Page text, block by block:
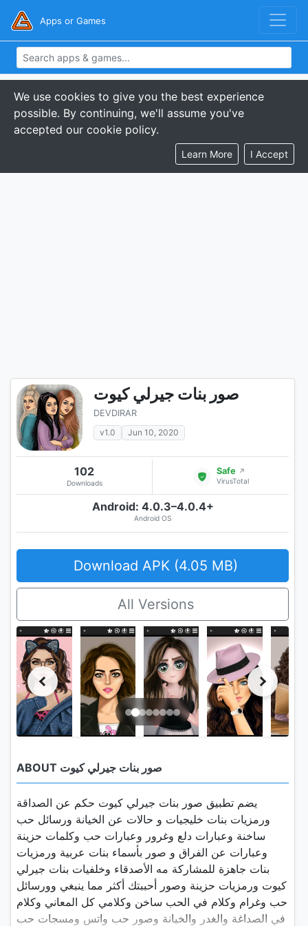
Apps or Games
We use cookies to give you the best experience
possible. By continuing, we'll assume you've
accepted our cookie policy.
Learn More I Accept
صور بنات جيرلي كيوت
DEVDIRAR
v1.0
Jun 10, 2020
102
Downloads
Safe ↗
VirusTotal
Android: 4.0.3–4.0.4+
Android OS
Download APK (4.05 MB)
All Versions
ABOUT صور بنات جيرلي كيوت
يضم تطبيق صور بنات جيرلي كيوت حكم عن الصداقة
ورمزيات بنات خليجيات و حالات عن الخيانة ورسائل حب
ساخنة وعبارات دلع وغرور وعبارات حب وكلمات حزينة
وعبارات عن الفراق و صور بأسماء بنات عربية ورمزيات
بنات جاهزة للمشاركة مه الأصدقاء وخلفيات بنات جيرلي
كيوت ورمزيات حزينة وصور أحببتك أكثر مما ينبغي وورسائل
حب وغرام وكلام في الحب ساخن وكلامي كل المعاني وكلام
في الصداغة والغدر والخيانة وصور حب واتس ومسجات حب